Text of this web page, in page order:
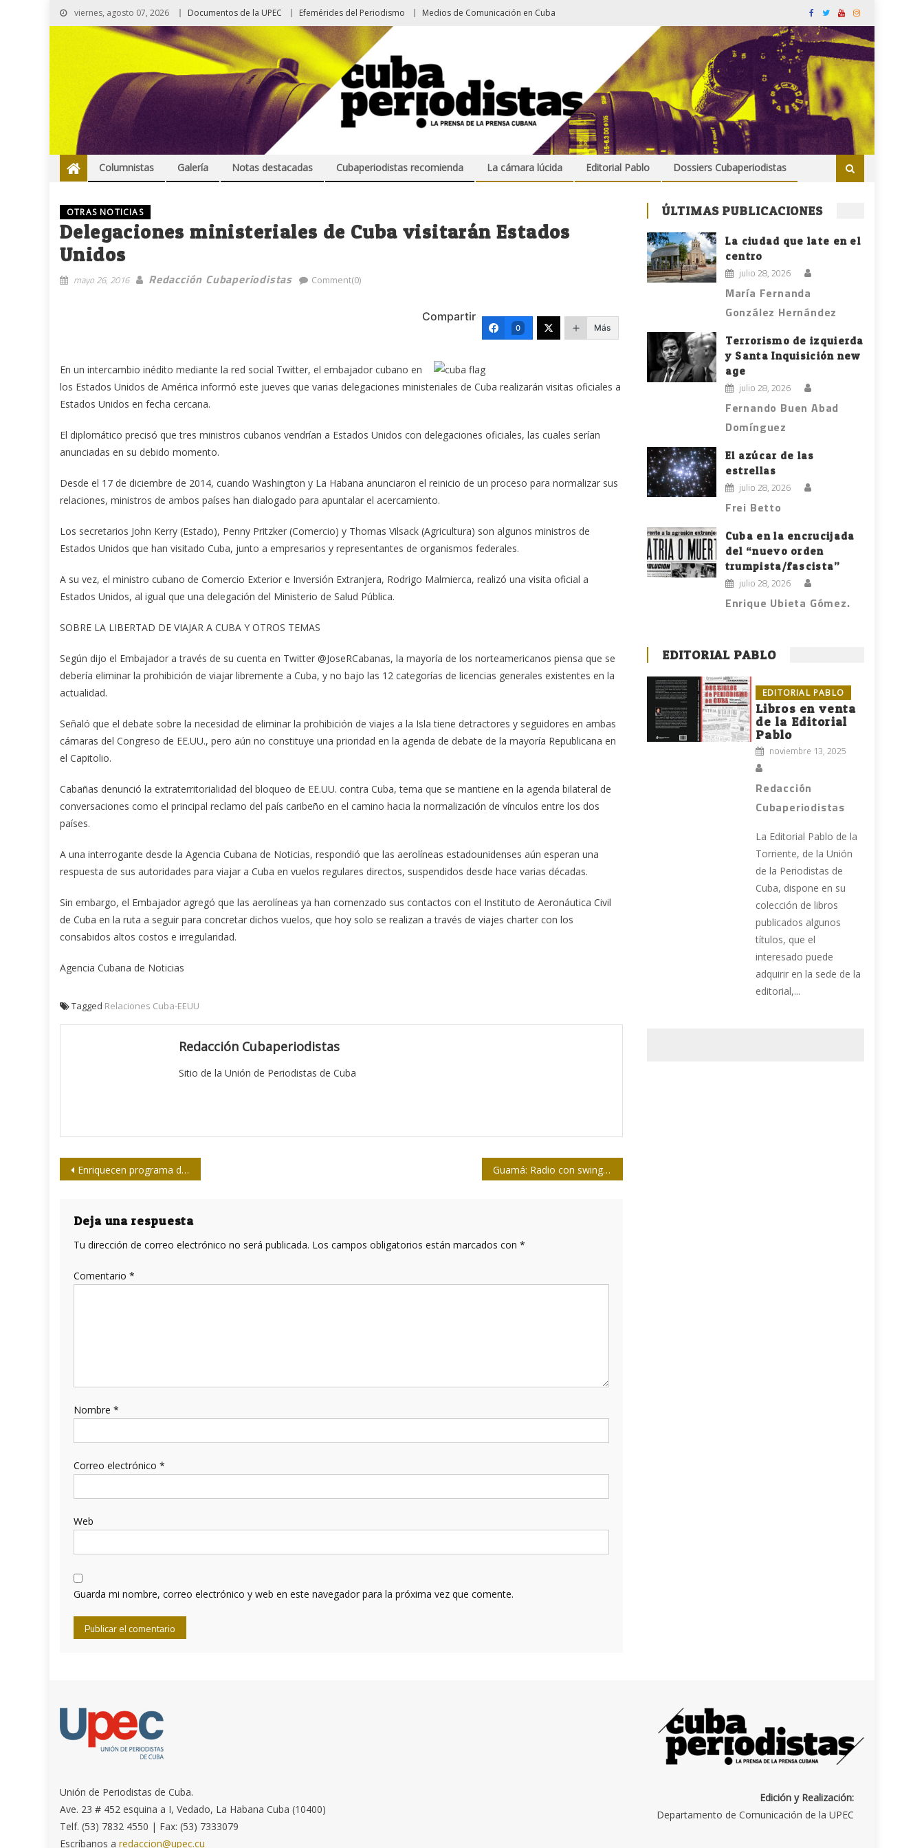
viernes, agosto 07, 2026 Documentos de la UPEC Efemérides del Periodismo Medios de Comunicación en Cuba
Columnistas Galería Notas destacadas Cubaperiodistas recomienda La cámara lúcida Editorial Pablo Dossiers Cubaperiodistas
OTRAS NOTICIAS
Delegaciones ministeriales de Cuba visitarán Estados
Unidos
mayo 26, 2016 Redacción Cubaperiodistas Comment(0)
Compartir
0 Más
En un intercambio inédito mediante la red social Twitter, el embajador cubano en
los Estados Unidos de América informó este jueves que varias delegaciones ministeriales de Cuba realizarán visitas oficiales a
Estados Unidos en fecha cercana.
El diplomático precisó que tres ministros cubanos vendrían a Estados Unidos con delegaciones oficiales, las cuales serían
anunciadas en su debido momento.
Desde el 17 de diciembre de 2014, cuando Washington y La Habana anunciaron el reinicio de un proceso para normalizar sus
relaciones, ministros de ambos países han dialogado para apuntalar el acercamiento.
Los secretarios John Kerry (Estado), Penny Pritzker (Comercio) y Thomas Vilsack (Agricultura) son algunos ministros de
Estados Unidos que han visitado Cuba, junto a empresarios y representantes de organismos federales.
A su vez, el ministro cubano de Comercio Exterior e Inversión Extranjera, Rodrigo Malmierca, realizó una visita oficial a
Estados Unidos, al igual que una delegación del Ministerio de Salud Pública.
SOBRE LA LIBERTAD DE VIAJAR A CUBA Y OTROS TEMAS
Según dijo el Embajador a través de su cuenta en Twitter @JoseRCabanas, la mayoría de los norteamericanos piensa que se
debería eliminar la prohibición de viajar libremente a Cuba, y no bajo las 12 categorías de licencias generales existentes en la
actualidad.
Señaló que el debate sobre la necesidad de eliminar la prohibición de viajes a la Isla tiene detractores y seguidores en ambas
cámaras del Congreso de EE.UU., pero aún no constituye una prioridad en la agenda de debate de la mayoría Republicana en
el Capitolio.
Cabañas denunció la extraterritorialidad del bloqueo de EE.UU. contra Cuba, tema que se mantiene en la agenda bilateral de
conversaciones como el principal reclamo del país caribeño en el camino hacia la normalización de vínculos entre los dos
países.
A una interrogante desde la Agencia Cubana de Noticias, respondió que las aerolíneas estadounidenses aún esperan una
respuesta de sus autoridades para viajar a Cuba en vuelos regulares directos, suspendidos desde hace varias décadas.
Sin embargo, el Embajador agregó que las aerolíneas ya han comenzado sus contactos con el Instituto de Aeronáutica Civil
de Cuba en la ruta a seguir para concretar dichos vuelos, que hoy solo se realizan a través de viajes charter con los
consabidos altos costos e irregularidad.
Agencia Cubana de Noticias
Tagged Relaciones Cuba-EEUU
Redacción Cubaperiodistas
Sitio de la Unión de Periodistas de Cuba
Navegación
entradas
Enriquecen programa docente del Instituto Internacional de Periodismo José Martí Guamá: Radio con swing y osadía desde Expocuba
Deja una respuesta
Tu dirección de correo electrónico no será publicada. Los campos obligatorios están marcados con *
Comentario *
Nombre *
Correo electrónico *
Web
Guarda mi nombre, correo electrónico y web en este navegador para la próxima vez que comente.
ÚLTIMAS PUBLICACIONES
La ciudad que late en el
centro
julio 28, 2026
María Fernanda
González Hernández
Terrorismo de izquierda
y Santa Inquisición new
age
julio 28, 2026
Fernando Buen Abad
Domínguez
El azúcar de las
estrellas
julio 28, 2026
Frei Betto
Cuba en la encrucijada
del “nuevo orden
trumpista/fascista”
julio 28, 2026
Enrique Ubieta Gómez.
EDITORIAL PABLO
EDITORIAL PABLO
Libros en venta
de la Editorial
Pablo
noviembre 13, 2025
Redacción
Cubaperiodistas
La Editorial Pablo de la
Torriente, de la Unión
de la Periodistas de
Cuba, dispone en su
colección de libros
publicados algunos
títulos, que el
interesado puede
adquirir en la sede de la
editorial,...
Unión de Periodistas de Cuba.
Ave. 23 # 452 esquina a I, Vedado, La Habana Cuba (10400)
Telf. (53) 7832 4550 | Fax: (53) 7333079
Escríbanos aredaccion@upec.cu
Edición y Realización:
Departamento de Comunicación de la UPEC